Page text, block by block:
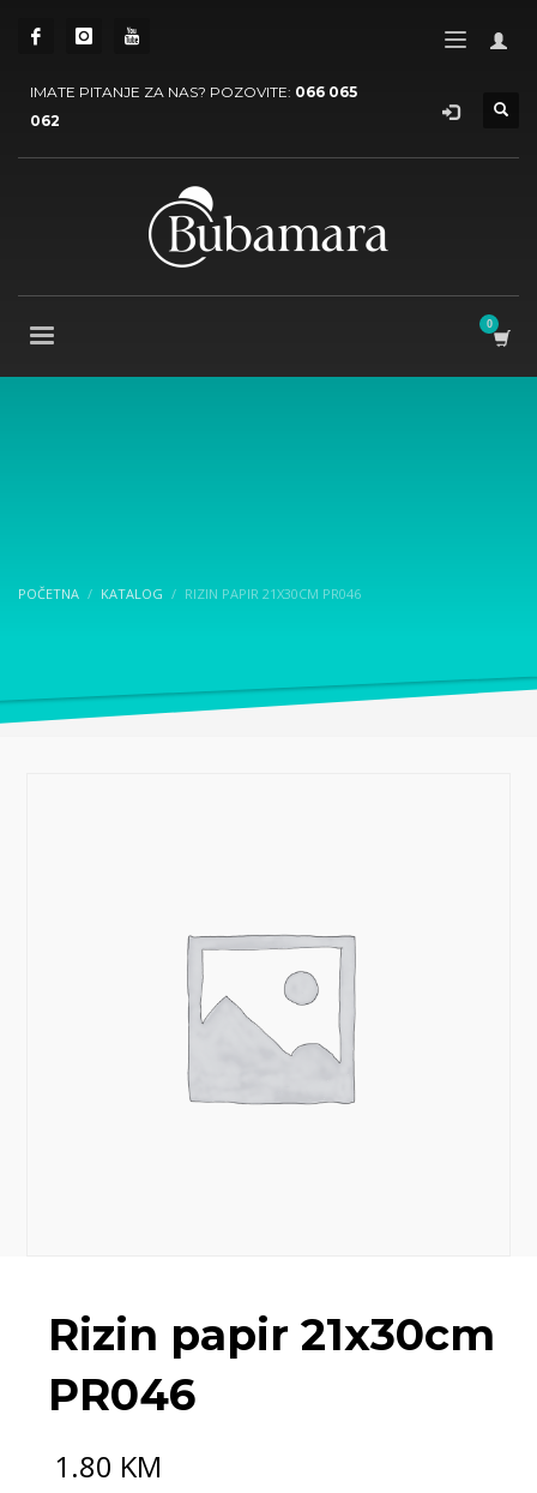
IMATE PITANJE ZA NAS? POZOVITE: 066 065
062
POČETNA KATALOG RIZIN PAPIR 21X30CM PR046
Rizin papir 21x30cm
PR046
1.80 KM